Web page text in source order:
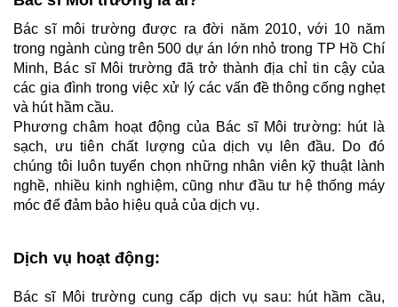
Bác sĩ môi trường được ra đời năm 2010, với 10 năm
trong ngành cùng trên 500 dự án lớn nhỏ trong TP Hồ Chí
Minh, Bác sĩ Môi trường đã trở thành địa chỉ tin cậy của
các gia đình trong việc xử lý các vấn đề thông cống nghẹt
và hút hầm cầu.
Phương châm hoạt động của Bác sĩ Môi trường: hút là
sạch, ưu tiên chất lượng của dịch vụ lên đầu. Do đó
chúng tôi luôn tuyển chọn những nhân viên kỹ thuật lành
nghề, nhiều kinh nghiệm, cũng như đầu tư hệ thống máy
móc để đảm bảo hiệu quả của dịch vụ.
Dịch vụ hoạt động:
Bác sĩ Môi trường cung cấp dịch vụ sau: hút hầm cầu,